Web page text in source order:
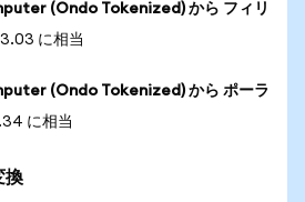
(Ondo Tokenized) から フィリ
に相当
(Ondo Tokenized) から ポーラ
に相当
換